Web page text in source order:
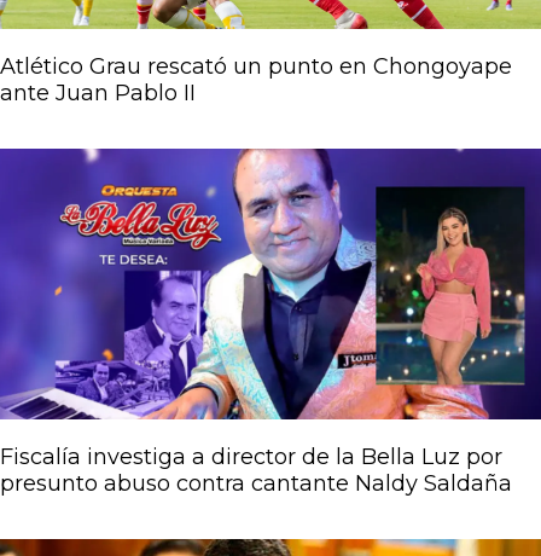
Atlético Grau rescató un punto en Chongoyape
ante Juan Pablo II
Fiscalía investiga a director de la Bella Luz por
presunto abuso contra cantante Naldy Saldaña